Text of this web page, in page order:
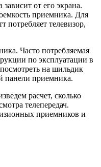
от его экрана.
приемника. Для
потребляет телевизор,
Часто потребляемая
по эксплуатации в
на шильдик
панели приемника.
расчет, сколько
телепередач.
приемников и